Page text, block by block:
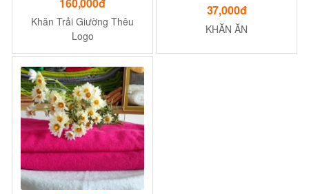
Khăn Trải Giường Thêu
Logo
37,000đ
KHĂN ĂN